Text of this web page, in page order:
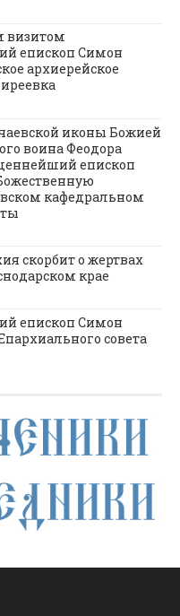
визитом
епископ Симон
архиерейское
иконы Божией
воина Феодора
епископ
кафедральном
скорбит о жертвах
крае
епископ Симон
совета